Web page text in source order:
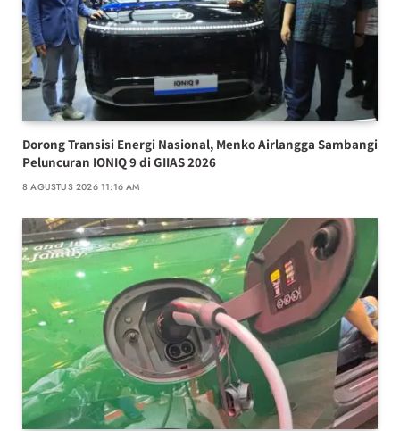
Dorong Transisi Energi Nasional, Menko Airlangga Sambangi
Peluncuran IONIQ 9 di GIIAS 2026
8 AGUSTUS 2026 11:16 AM